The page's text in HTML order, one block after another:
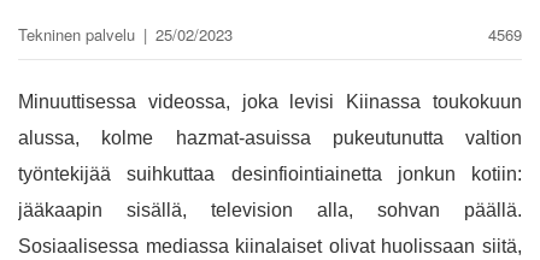
Tekninen palvelu | 25/02/2023 4569
Minuuttisessa videossa, joka levisi Kiinassa toukokuun
alussa, kolme hazmat-asuissa pukeutunutta valtion
työntekijää suihkuttaa desinfiointiainetta jonkun kotiin:
jääkaapin sisällä, television alla, sohvan päällä.
Sosiaalisessa mediassa kiinalaiset olivat huolissaan siitä,